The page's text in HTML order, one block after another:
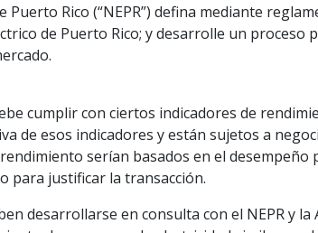
Rico (“NEPR”) defina mediante
de Puerto Rico; y desarrolle un proceso
cumplir con ciertos indicadores de
de esos indicadores y están sujetos a
serían basados en el desempeño
para justificar la transacción.
desarrollarse en consulta con el NEPR y la